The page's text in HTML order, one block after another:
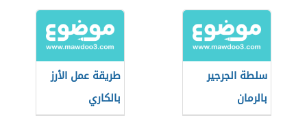
سلطة الجرجير
بالرمان
طريقة عمل الأرز
بالكاري